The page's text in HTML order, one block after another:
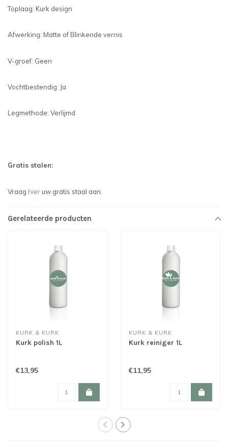
Toplaag: Kurk design
Afwerking: Matte of Blinkende vernis
V-groef: Geen
Vochtbestendig: Ja
Legmethode: Verlijmd
Gratis stalen:
Vraag hier uw gratis staal aan.
Gerelateerde producten
KURK & KURK
Kurk polish 1L
€13,95
KURK & KURK
Kurk reiniger 1L
€11,95